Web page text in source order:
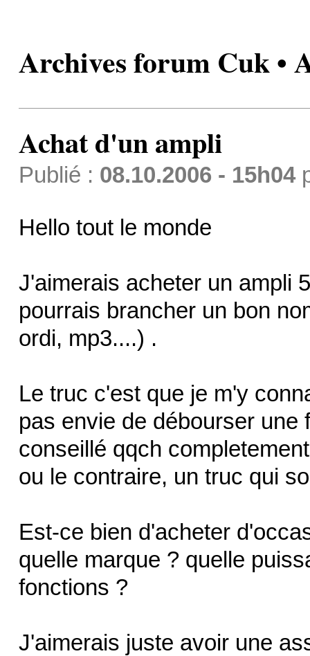
Archives forum Cuk •
Achat d'un ampli
Publié : 08.10.2006 - 15h04
Hello tout le monde
J'aimerais acheter un ampli
pourrais brancher un bon
ordi, mp3....) .
Le truc c'est que je m'y
pas envie de débourser une
conseillé qqch
ou le contraire, un truc qui
Est-ce bien d'acheter
quelle marque ? quelle
fonctions ?
J'aimerais juste avoir une